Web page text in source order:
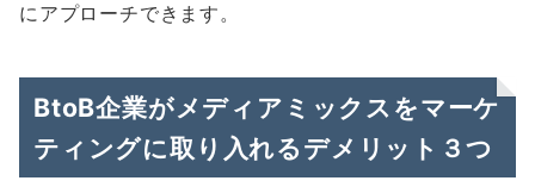
にアプローチできます。
BtoB企業がメディアミックスをマーケ
ティングに取り入れるデメリット３つ